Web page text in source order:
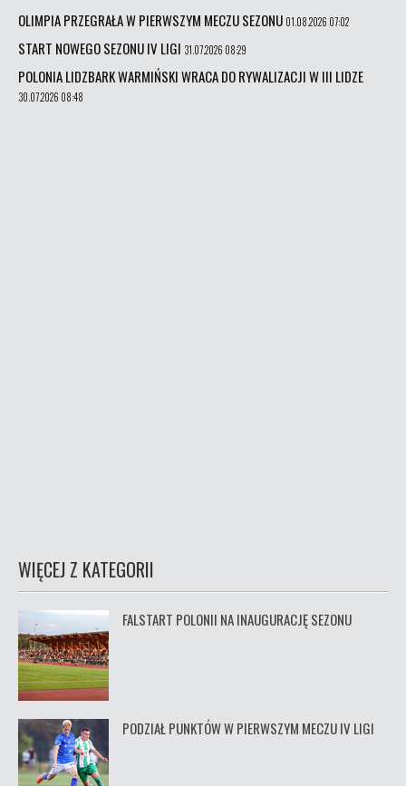
OLIMPIA PRZEGRAŁA W PIERWSZYM MECZU SEZONU 01.08.2026 07:02
START NOWEGO SEZONU IV LIGI 31.07.2026 08:29
POLONIA LIDZBARK WARMIŃSKI WRACA DO RYWALIZACJI W III LIDZE
30.07.2026 08:48
WIĘCEJ Z KATEGORII
FALSTART POLONII NA INAUGURACJĘ SEZONU
PODZIAŁ PUNKTÓW W PIERWSZYM MECZU IV LIGI